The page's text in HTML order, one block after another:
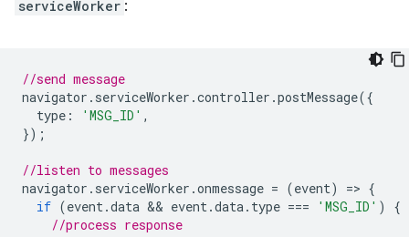
serviceWorker :
//send message
navigator . serviceWorker .controller .postMessage({
type : 'MSG_ID' ,
});
//listen to messages
navigator . serviceWorker .onmessage = (event) => {
if (event.data && event.data. type === 'MSG_ID' )
{
//process response